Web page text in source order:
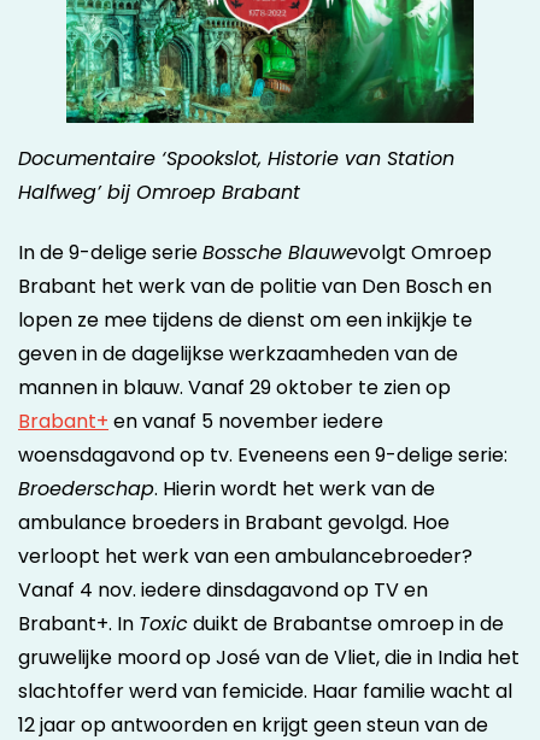
Documentaire ‘Spookslot, Historie van Station
Halfweg’ bij Omroep Brabant
In de 9-delige serieBossche Blauwevolgt Omroep
Brabant het werk van de politie van Den Bosch en
lopen ze mee tijdens de dienst om een inkijkje te
geven in de dagelijkse werkzaamheden van de
mannen in blauw. Vanaf 29 oktober te zien op
Brabant+ en vanaf 5 november iedere
woensdagavond op tv. Eveneens een 9-delige serie:
Broederschap. Hierin wordt het werk van de
ambulance broeders in Brabant gevolgd. Hoe
verloopt het werk van een ambulancebroeder?
Vanaf 4 nov. iedere dinsdagavond op TV en
Brabant+. In Toxicduikt de Brabantse omroep in de
gruwelijke moord op José van de Vliet, die in India het
slachtoffer werd van femicide. Haar familie wacht al
12 jaar op antwoorden en krijgt geen steun van de